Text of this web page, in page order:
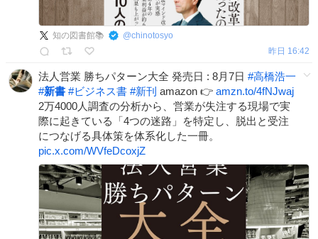
知の図書館📚 @chinotosyo
昨日 16:42
法人営業 勝ちパターン大全 発売日 : 8月7日 #高橋浩一
#新書 #ビジネス書 #新刊 amazon 👉 amzn.to/4fNJwaj
2万4000人調査の分析から、営業が失注する現場で実
際に起きている「4つの迷路」を特定し、脱出と受注
につなげる具体策を体系化した一冊。
pic.x.com/WVfeDcoxjZ